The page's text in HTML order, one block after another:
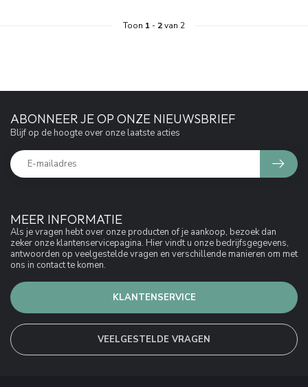
Toon 1 - 2van 2
MEER INFORMATIE
Als je vragen hebt over onze producten of je aankoop, bezoek dan
zeker onze klantenservicepagina. Hier vindt u onze bedrijfsgegevens,
antwoorden op veelgestelde vragen en verschillende manieren om met
ons in contact te komen.
KLANTENSERVICE
VEELGESTELDE VRAGEN
ABONNEER JE OP ONZE NIEUWSBRIEF
Blijf op de hoogte over onze laatste acties